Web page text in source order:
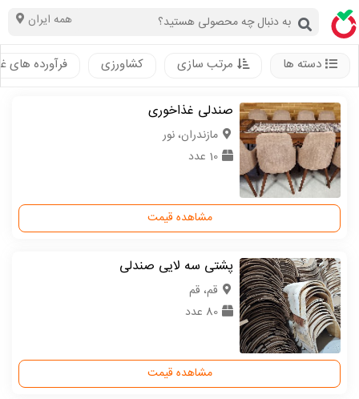
همه ایران
دسته ها مرتب سازی کشاورزی فرآورده های
صندلی غذاخوری
مازندران، نور
10 عدد
مشاهده قیمت
پشتی سه لایی صندلی
قم، قم
80 عدد
مشاهده قیمت